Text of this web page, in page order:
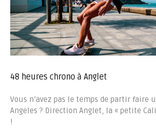
48 heures chrono à Anglet
Vous n’avez pas le temps de partir faire
Angeles ? Direction Anglet, la « petite
!